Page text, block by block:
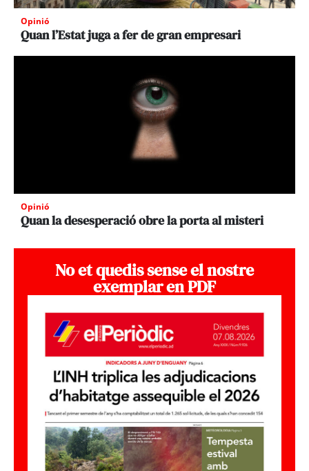
Opinió
Quan l’Estat juga a fer de gran empresari
Opinió
Quan la desesperació obre la porta al misteri
No et quedis sense el nostre
exemplar en PDF